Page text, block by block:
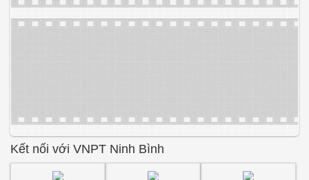
Kết nối với VNPT Ninh Bình